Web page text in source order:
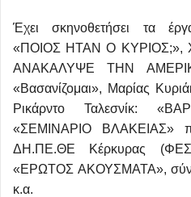
Έχει σκηνοθετήσει τα
«ΠΟΙΟΣ ΗΤΑΝ Ο ΚΥΡΙΟΣ;»,
ΑΝΑΚΑΛΥΨΕ ΤΗΝ
«Βασανίζομαι», Μαρίας
Ρικάρντο Ταλεσνίκ:
«ΣΕΜΙΝΑΡΙΟ ΒΛΑΚΕΙΑΣ»
ΔΗ.ΠΕ.ΘΕ Κέρκυρας
«ΕΡΩΤΟΣ ΑΚΟΥΣΜΑΤΑ»,
κ.α.